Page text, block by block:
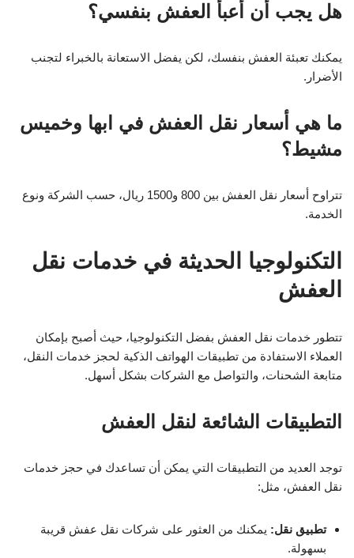
هل يجب أن أعبأ العفش بنفسي؟
يمكنك تعبئة العفش بنفسك، لكن يفضل الاستعانة بالخبراء لتجنب
الأضرار.
ما هي أسعار نقل العفش في ابها وخميس
مشيط؟
تتراوح أسعار نقل العفش بين 800 و1500 ريال، حسب الشركة ونوع
الخدمة.
التكنولوجيا الحديثة في خدمات نقل
العفش
تتطور خدمات نقل العفش بفضل التكنولوجيا، حيث أصبح بإمكان
العملاء الاستفادة من تطبيقات الهواتف الذكية لحجز خدمات النقل،
متابعة الشحنات، والتواصل مع الشركات بشكل أسهل.
التطبيقات الشائعة لنقل العفش
توجد العديد من التطبيقات التي يمكن أن تساعدك في حجز خدمات
نقل العفش، مثل:
تطبيق نقل: يمكنك من العثور على شركات نقل عفش قريبة
بسهولة.